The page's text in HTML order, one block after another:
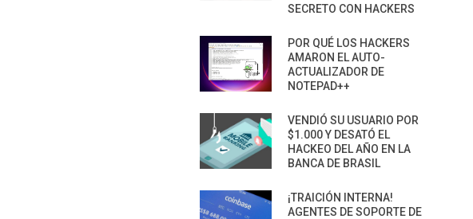
SECRETO CON HACKERS
POR QUÉ LOS HACKERS
AMARON EL AUTO-
ACTUALIZADOR DE
NOTEPAD++
VENDIÓ SU USUARIO POR
$1.000 Y DESATÓ EL
HACKEO DEL AÑO EN LA
BANCA DE BRASIL
¡TRAICIÓN INTERNA!
AGENTES DE SOPORTE DE